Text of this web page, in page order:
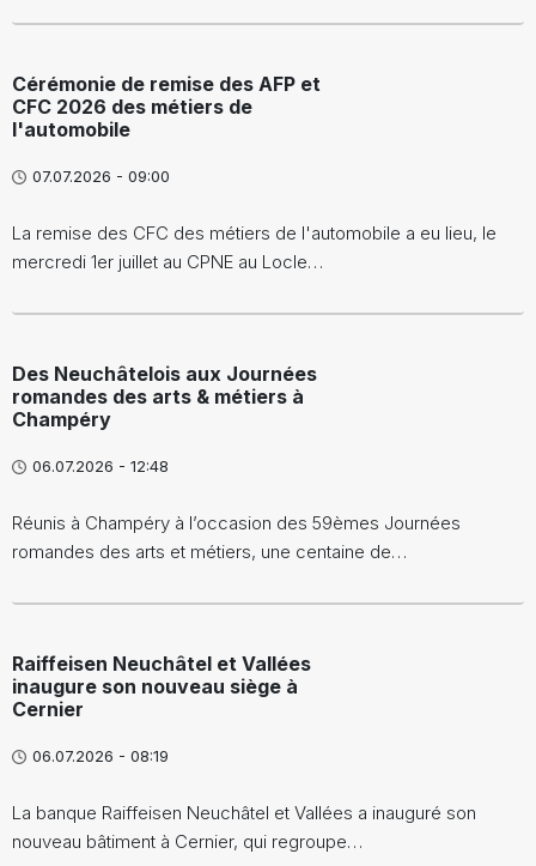
Cérémonie de remise des AFP et
CFC 2026 des métiers de
l'automobile
07.07.2026 - 09:00
La remise des CFC des métiers de l'automobile a eu lieu, le
mercredi 1er juillet au CPNE au Locle…
Des Neuchâtelois aux Journées
romandes des arts & métiers à
Champéry
06.07.2026 - 12:48
Réunis à Champéry à l’occasion des 59èmes Journées
romandes des arts et métiers, une centaine de…
Raiffeisen Neuchâtel et Vallées
inaugure son nouveau siège à
Cernier
06.07.2026 - 08:19
La banque Raiffeisen Neuchâtel et Vallées a inauguré son
nouveau bâtiment à Cernier, qui regroupe…